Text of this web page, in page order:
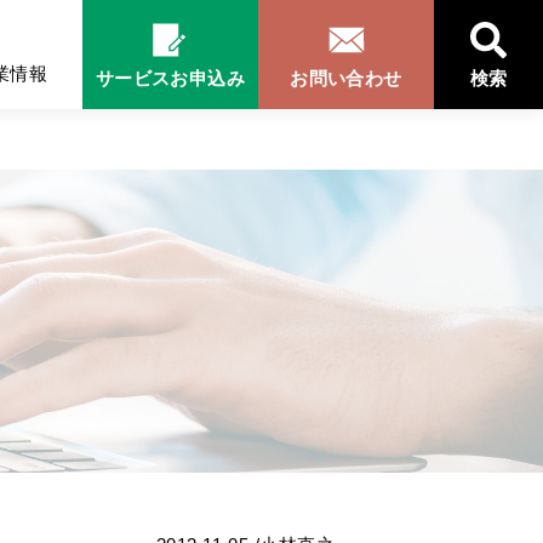
情報 サービスお申込み お問い合わせ 検索